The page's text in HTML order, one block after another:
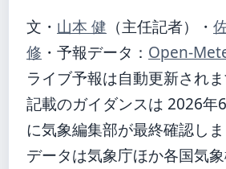
文・ 山本 健 （主任記者） ・
修 ・ 予報データ： Open-
ライブ予報は自動更新されま
記載のガイダンスは 2026年
に気象編集部が最終確認しま
データは気象庁ほか各国気